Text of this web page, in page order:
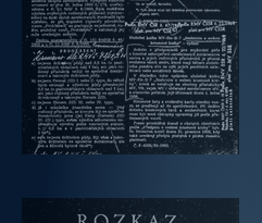
zobrazit PDF dokument